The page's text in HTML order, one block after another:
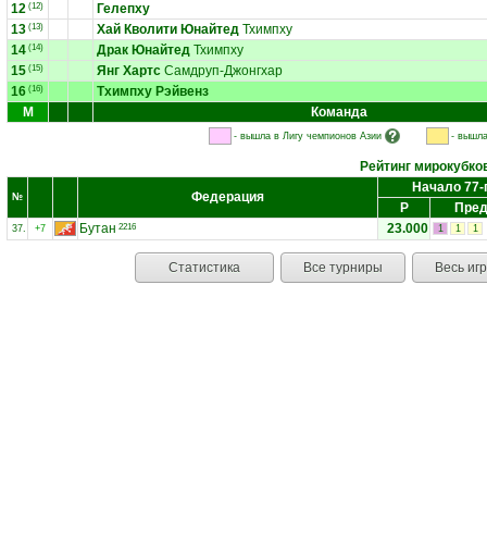
12 (12)
Гелепху
13 (13) Хай Кволити Юнайтед Тхимпху
14 (14) Драк Юнайтед Тхимпху
15 (15) Янг Хартс Самдруп-Джонгхар
16 (16)
Тхимпху Рэйвенз
М
Команда
- вышла в Лигу чемпионов Азии - вышла
Рейтинг
№ Федерация
Начало 77-
Р
37. +7 Бутан 2216 23.000 1 1 1
Статистика Все турниры Весь